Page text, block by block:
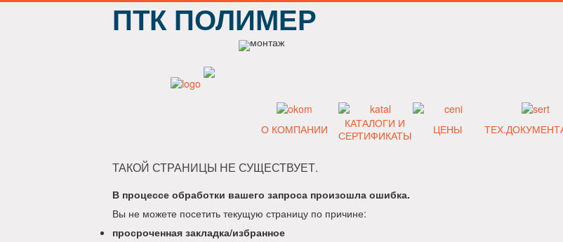
ПТК ПОЛИМЕР
О КОМПАНИИ
КАТАЛОГИ И
СЕРТИФИКАТЫ
ЦЕНЫ
ТАКОЙ СТРАНИЦЫ НЕ СУЩЕСТВУЕТ.
В процессе обработки вашего запроса произошла ошибка.
Вы не можете посетить текущую страницу по причине:
просроченная закладка/избранное